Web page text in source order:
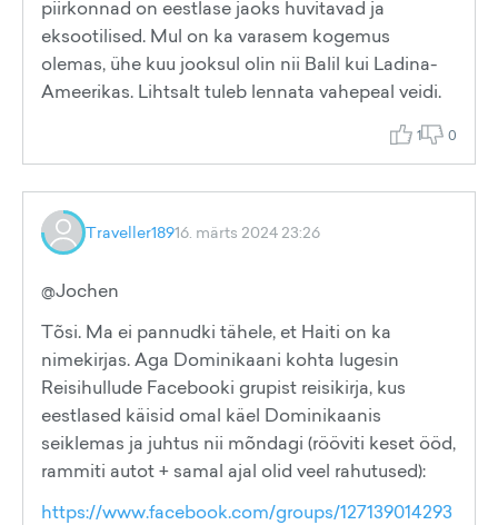
piirkonnad on eestlase jaoks huvitavad ja
eksootilised. Mul on ka varasem kogemus
olemas, ühe kuu jooksul olin nii Balil kui Ladina-
Ameerikas. Lihtsalt tuleb lennata vahepeal veidi.
1 0
Traveller18916. märts 2024 23:26
@Jochen
Tõsi. Ma ei pannudki tähele, et Haiti on ka
nimekirjas. Aga Dominikaani kohta lugesin
Reisihullude Facebooki grupist reisikirja, kus
eestlased käisid omal käel Dominikaanis
seiklemas ja juhtus nii mõndagi (rööviti keset ööd,
rammiti autot + samal ajal olid veel rahutused):
https://www.facebook.com/groups/127139014293